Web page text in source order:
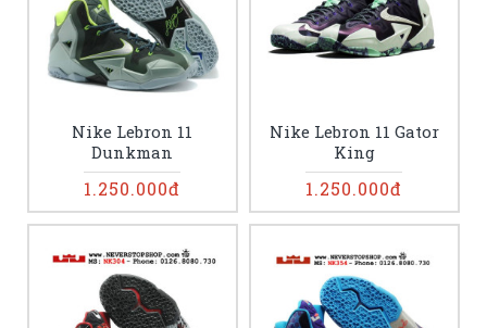
Nike Lebron 11
Dunkman
1.250.000đ
Nike Lebron 11 Gator
King
1.250.000đ